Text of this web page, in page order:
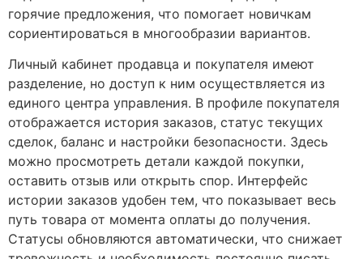
горячие предложения, что помогает новичкам
сориентироваться в многообразии вариантов.
Личный кабинет продавца и покупателя имеют
разделение, но доступ к ним осуществляется из
единого центра управления. В профиле покупателя
отображается история заказов, статус текущих
сделок, баланс и настройки безопасности. Здесь
можно просмотреть детали каждой покупки,
оставить отзыв или открыть спор. Интерфейс
истории заказов удобен тем, что показывает весь
путь товара от момента оплаты до получения.
Статусы обновляются автоматически, что снижает